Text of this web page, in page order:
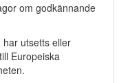
om godkännande
har utsetts eller
Europeiska